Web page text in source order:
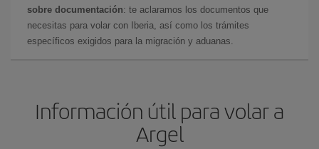
sobre documentación: te aclaramos los documentos que
necesitas para volar con Iberia, así como los trámites
específicos exigidos para la migración y aduanas.
Información útil para volar a
Argel